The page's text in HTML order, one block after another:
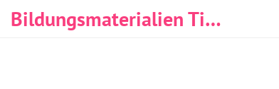
Bildungsmaterialien Tischlerei & Immobilien